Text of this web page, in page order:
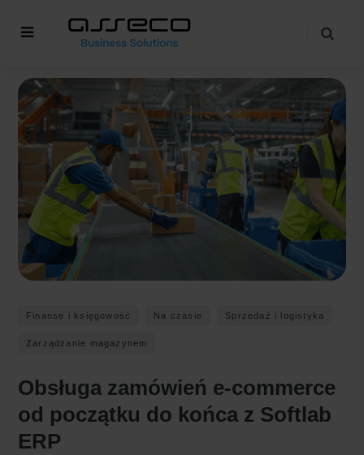
Finanse i księgowość Na czasie Sprzedaż i logistyka
Zarządzanie magazynem
Obsługa zamówień e-commerce
od początku do końca z Softlab
ERP